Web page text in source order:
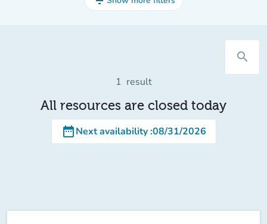
search
1 result
All resources are closed today
date_rangeNext availability:08/31/2026